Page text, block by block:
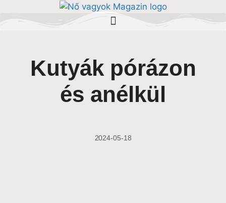
Kutyák pórázon
és anélkül
2024-05-18